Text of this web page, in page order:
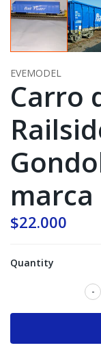
EVEMODEL
Carro
marca
$22.000
Quantity
-